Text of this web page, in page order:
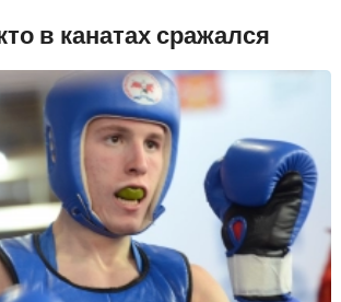
в канатах сражался